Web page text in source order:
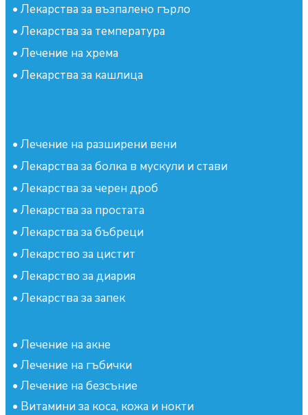
• Лекарства за възпалено гърло
• Лекарства за температура
• Лечение на хрема
• Лекарства за кашлица
• Лечение на разширени вени
• Лекарства за болка в мускули и стави
• Лекарства за черен дроб
• Лекарства за простата
• Лекарства за бъбреци
• Лекарство за цистит
• Лекарство за диария
• Лекарства за запек
• Лечение на акне
• Лечение на гъбички
• Лечение на безсъние
• Витамини за коса, кожа и нокти